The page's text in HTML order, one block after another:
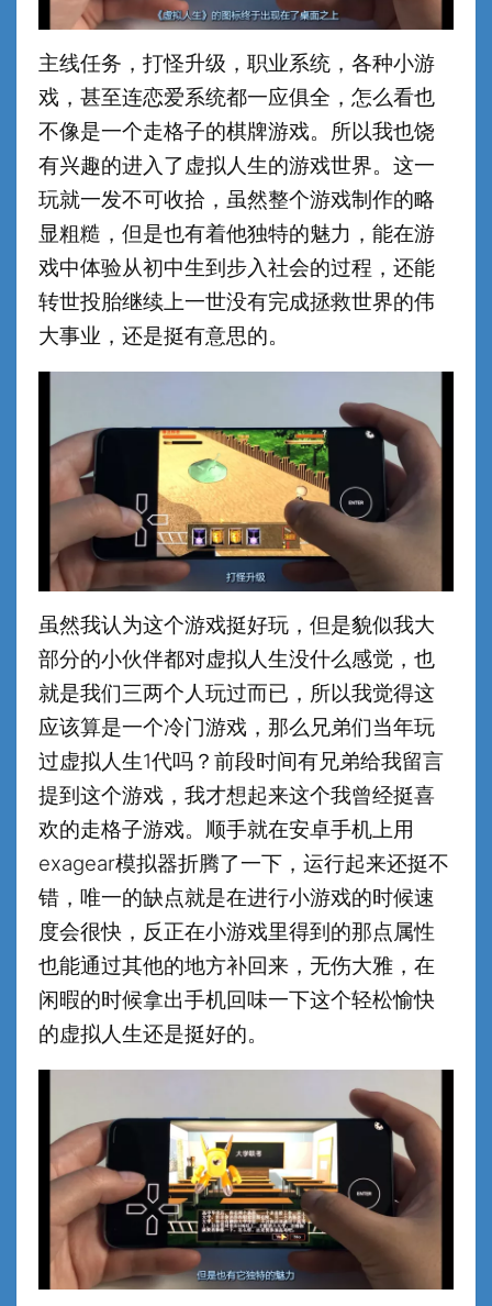
主线任务，打怪升级，职业系统，各种小游
戏，甚至连恋爱系统都一应俱全，怎么看也
不像是一个走格子的棋牌游戏。所以我也饶
有兴趣的进入了虚拟人生的游戏世界。这一
玩就一发不可收拾，虽然整个游戏制作的略
显粗糙，但是也有着他独特的魅力，能在游
戏中体验从初中生到步入社会的过程，还能
转世投胎继续上一世没有完成拯救世界的伟
大事业，还是挺有意思的。
虽然我认为这个游戏挺好玩，但是貌似我大
部分的小伙伴都对虚拟人生没什么感觉，也
就是我们三两个人玩过而已，所以我觉得这
应该算是一个冷门游戏，那么兄弟们当年玩
过虚拟人生1代吗？前段时间有兄弟给我留言
提到这个游戏，我才想起来这个我曾经挺喜
欢的走格子游戏。顺手就在安卓手机上用
exagear模拟器折腾了一下，运行起来还挺不
错，唯一的缺点就是在进行小游戏的时候速
度会很快，反正在小游戏里得到的那点属性
也能通过其他的地方补回来，无伤大雅，在
闲暇的时候拿出手机回味一下这个轻松愉快
的虚拟人生还是挺好的。